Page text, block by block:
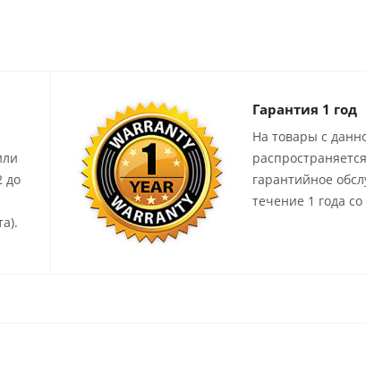
до
Гарантия 1 год
На товары с
гарантийное
течение 1 года